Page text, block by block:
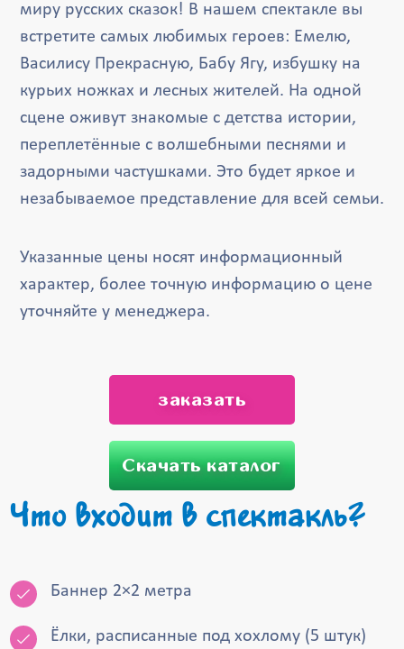
миру русских сказок! В нашем спектакле вы
встретите самых любимых героев: Емелю,
Василису Прекрасную, Бабу Ягу, избушку на
курьих ножках и лесных жителей. На одной
сцене оживут знакомые с детства истории,
переплетённые с волшебными песнями и
задорными частушками. Это будет яркое и
незабываемое представление для всей семьи.
Указанные цены носят информационный
характер, более точную информацию о цене
уточняйте у менеджера.
заказать
Скачать каталог
Что входит в спектакль?
Баннер 2×2 метра
Ёлки, расписанные под хохлому (5 штук)